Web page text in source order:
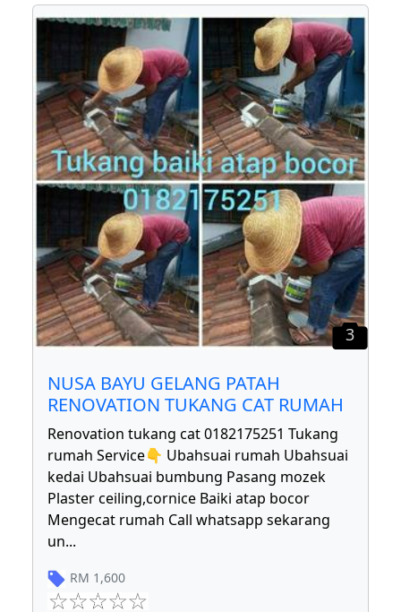
3
NUSA BAYU GELANG PATAH
RENOVATION TUKANG CAT RUMAH
Renovation tukang cat 0182175251 Tukang
rumah Service👇 Ubahsuai rumah Ubahsuai
kedai Ubahsuai bumbung Pasang mozek
Plaster ceiling,cornice Baiki atap bocor
Mengecat rumah Call whatsapp sekarang
un...
RM 1,600